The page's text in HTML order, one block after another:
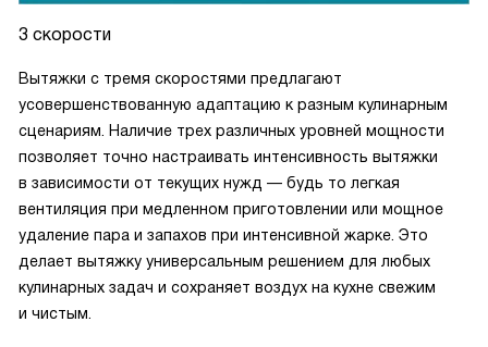
3 скорости
Вытяжки с тремя скоростями предлагают
усовершенствованную адаптацию к разным кулинарным
сценариям. Наличие трех различных уровней мощности
позволяет точно настраивать интенсивность вытяжки
в зависимости от текущих нужд — будь то легкая
вентиляция при медленном приготовлении или мощное
удаление пара и запахов при интенсивной жарке. Это
делает вытяжку универсальным решением для любых
кулинарных задач и сохраняет воздух на кухне свежим
и чистым.